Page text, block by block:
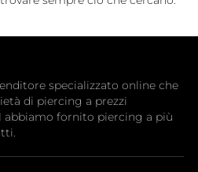
specializzato online che
di piercing a prezzi
abbiamo fornito piercing a più